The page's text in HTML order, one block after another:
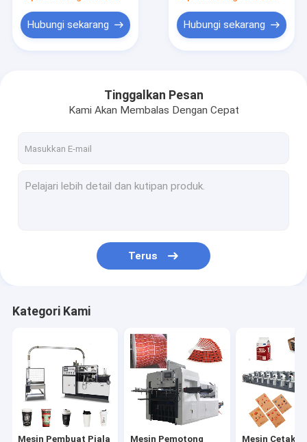
Tur Pabrik
Mesin Cetak Piala Kertas
Mesin Kotak Makan Siang Kertas
Mesin Pengemasan Cangkir Kertas
Hubungi sekarang Hubungi sekarang
Tinggalkan Pesan
Kami Akan Membalas Dengan Cepat
Terus
Kategori Kami
Mesin Pembuat Piala Mesin Pemotong Mesin Cetak